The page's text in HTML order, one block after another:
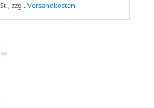
zzgl.Versandkosten